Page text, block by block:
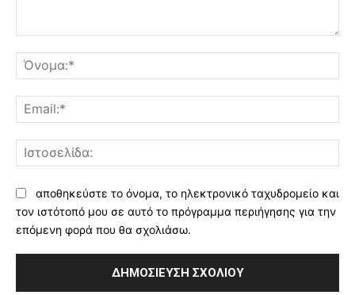
αποθηκεύστε το όνομα, το ηλεκτρονικό ταχυδρομείο και
τον ιστότοπό μου σε αυτό το πρόγραμμα περιήγησης για την
επόμενη φορά που θα σχολιάσω.